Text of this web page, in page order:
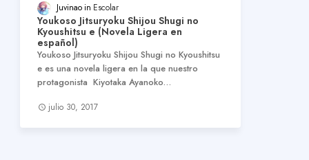
Juvinao Escolar
Youkoso Jitsuryoku Shijou Shugi no
Kyoushitsu e (Novela Ligera en
español)
Youkoso Jitsuryoku Shijou Shugi no Kyoushitsu
e es una novela ligera en la que nuestro
protagonista Kiyotaka Ayanoko…
julio 30, 2017